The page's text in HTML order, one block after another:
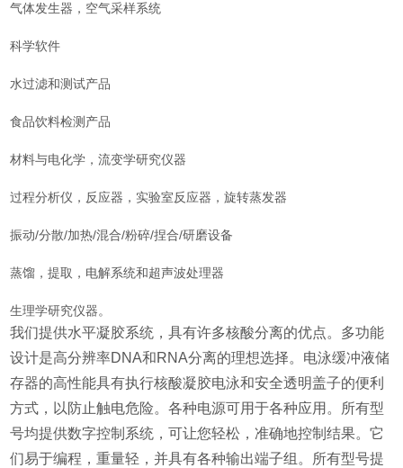
气体发生器，空气采样系统
科学软件
水过滤和测试产品
食品饮料检测产品
材料与电化学，流变学研究仪器
过程分析仪，反应器，实验室反应器，旋转蒸发器
振动/分散/加热/混合/粉碎/捏合/研磨设备
蒸馏，提取，电解系统和超声波处理器
生理学研究仪器。
我们提供水平凝胶系统，具有许多核酸分离的优点。多功能
设计是高分辨率DNA和RNA分离的理想选择。电泳缓冲液储
存器的高性能具有执行核酸凝胶电泳和安全透明盖子的便利
方式，以防止触电危险。各种电源可用于各种应用。所有型
号均提供数字控制系统，可让您轻松，准确地控制结果。它
们易于编程，重量轻，并具有各种输出端子组。所有型号提